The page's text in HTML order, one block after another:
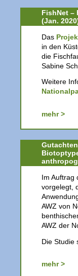
FishNet –
(Jan.
Das
in den
die
Sabine
Weitere
mehr >
Im Auftrag
vorgelegt,
AWZ von
AWZ der
Die Studie
mehr >